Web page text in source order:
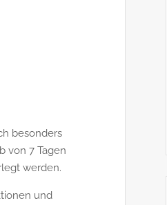
besonders
von 7 Tagen
werden.
und